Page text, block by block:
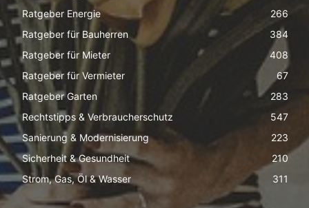
Ratgeber Energie
266
Ratgeber für Bauherren
384
Ratgeber für Mieter
408
Ratgeber für Vermieter
67
Ratgeber Garten
283
Rechtstipps & Verbraucherschutz
547
Sanierung & Modernisierung
223
Sicherheit & Gesundheit
210
Strom, Gas, Öl & Wasser
311